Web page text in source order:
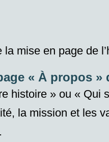
mise en page de
« À propos
histoire » ou «
la mission et les